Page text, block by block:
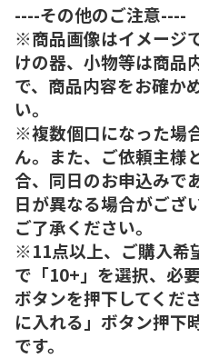
----その他のご注意----
※商品画像はイメージ
けの器、小物等は商品
で、商品内容をお確か
い。
※複数個口になった場
ん。また、ご依頼主様
合、同日のお申込みで
日が異なる場合がござ
ご了承ください。
※11点以上、ご購入希
で「10+」を選択、必
ボタンを押下してくだ
に入れる」ボタン押下
です。